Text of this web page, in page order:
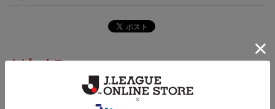
トピックス
こだわりのデザインに注目！タオルマフラーは応援